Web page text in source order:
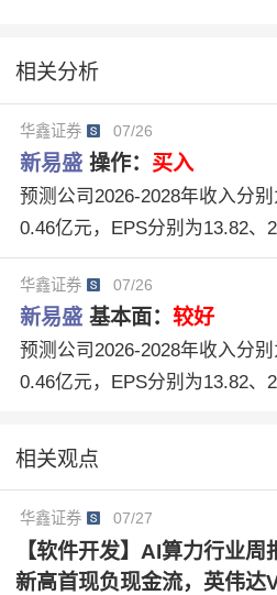
排行榜
股票分析和研究报告
云计算数据中心市场 LPO16T
相关分析
华鑫证券 07/26
新易盛 操作： 买入
预测公司2026-2028年收入分
0.46亿元，EPS分别为13.82、
价对应PE分别为36、21、13
不断优化，作为高速数通光模
力有望进一步提升，维持“买入”
华鑫证券 07/26
新易盛 基本面： 较好
预测公司2026-2028年收入分
0.46亿元，EPS分别为13.82、
不断优化，作为高速数通光模
相关观点
华鑫证券 07/27
【软件开发】AI算力行业
新高首现负现金流，英伟达